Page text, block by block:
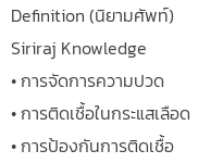
Definition (นิยามศัพท์)
Siriraj Knowledge
• การจัดการความปวด
• การติดเชื้อในกระแสเลือด
• การป้องกันการติดเชื้อ